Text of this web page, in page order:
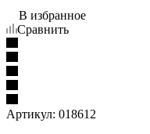
В избранное
Сравнить
Артикул: 018612